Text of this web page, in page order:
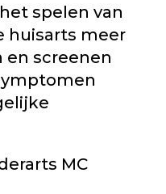
spelen van
huisarts meer
en screenen
MC